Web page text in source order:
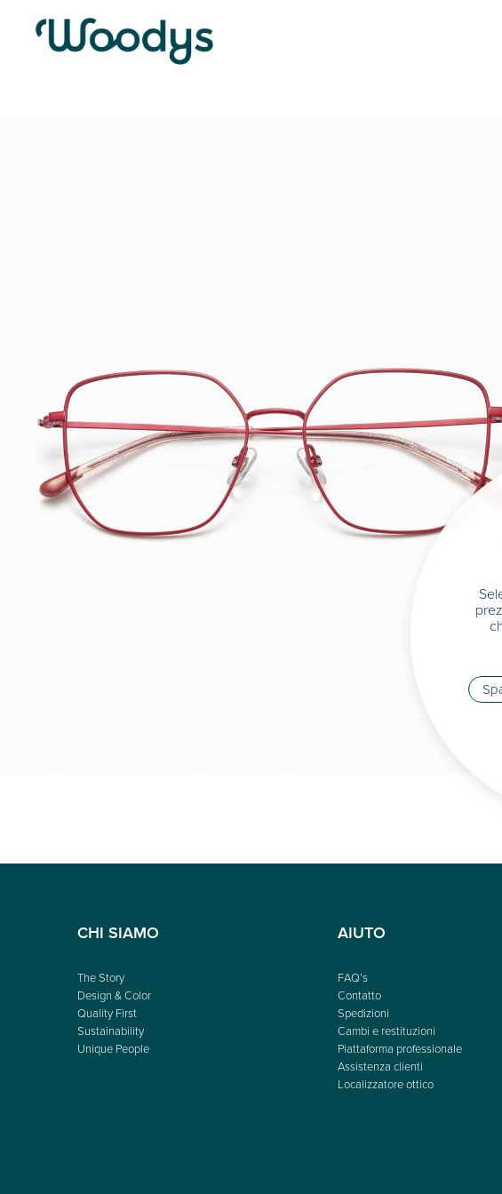
CHI SIAMO
The Story
Design & Color
Quality First
Sustainability
Unique People
AIUTO
FAQ’s
Contatto
Spedizioni
Cambi e restituzioni
Piattaforma professionale
Assistenza clienti
Localizzatore ottico